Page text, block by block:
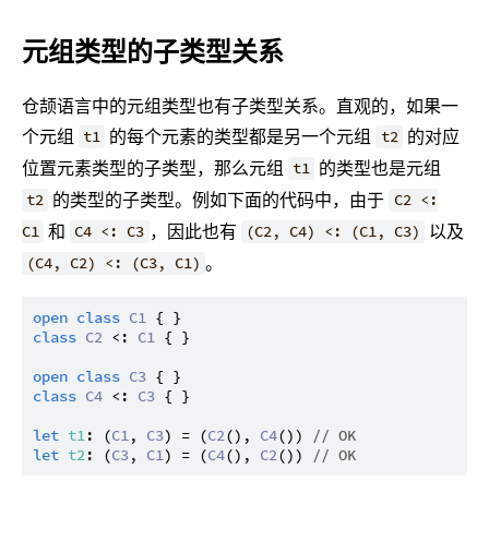
元组类型的子类型关系
仓颉语言中的元组类型也有子类型关系。直观的，如果一
个元组 t1 的每个元素的类型都是另一个元组 t2 的对应
位置元素类型的子类型，那么元组 t1 的类型也是元组
t2 的类型的子类型。例如下面的代码中，由于 C2 <:
C1 和 C4 <: C3 ，因此也有 (C2, C4) <: (C1, C3) 以及
(C4, C2) <: (C3, C1) 。
open class C1
class C2 <: C1
{ }
open class C3
class C4 <: C3 { }
let t1 : (C1 , C3) = (C2(), C4())
// OK
let t2 : (C3, C1 ) = (C4(), C2()) // OK